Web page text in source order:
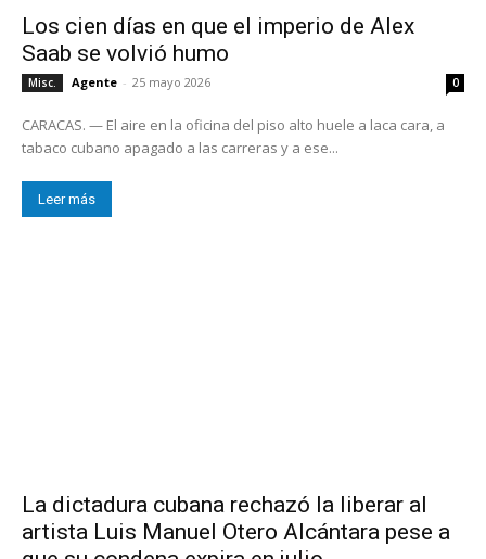
Los cien días en que el imperio de Alex
Saab se volvió humo
Misc. Agente - 25 mayo 2026 0
CARACAS. — El aire en la oficina del piso alto huele a laca cara, a
tabaco cubano apagado a las carreras y a ese...
Leer más
La dictadura cubana rechazó la liberar al
artista Luis Manuel Otero Alcántara pese a